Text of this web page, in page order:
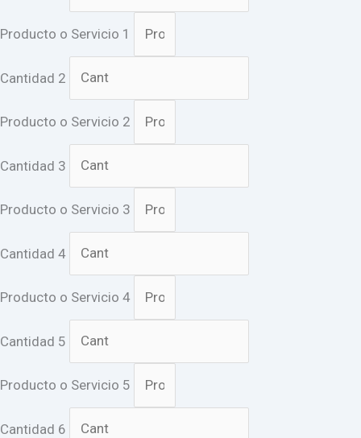
Producto o Servicio 1
Cantidad 2
Producto o Servicio 2
Cantidad 3
Producto o Servicio 3
Cantidad 4
Producto o Servicio 4
Cantidad 5
Producto o Servicio 5
Cantidad 6